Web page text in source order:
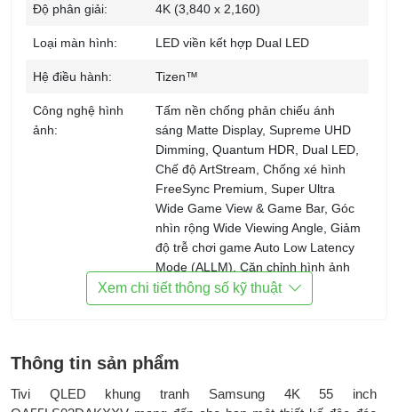
Thông tin sản phẩm
Tivi QLED khung tranh Samsung 4K 55 inch
Độ phân giải: 4K (3,840 x 2,160)
Loại màn hình: LED viền kết hợp Dual LED
Hệ điều hành: Tizen™
Công nghệ hình
ảnh:
Tấm nền chống phản chiếu ánh
sáng Matte Display, Supreme UHD
Dimming, Quantum HDR, Dual LED,
Chế độ ArtStream, Chống xé hình
FreeSync Premium, Super Ultra
Wide Game View & Game Bar, Góc
nhìn rộng Wide Viewing Angle, Giảm
độ trễ chơi game Auto Low Latency
Mode (ALLM), Căn chỉnh hình ảnh
tự động bảo vệ mắt EyeComfort,
Chế độ tranh nghệ thuật Art Mode,
Xem chi tiết thông số kỹ thuật